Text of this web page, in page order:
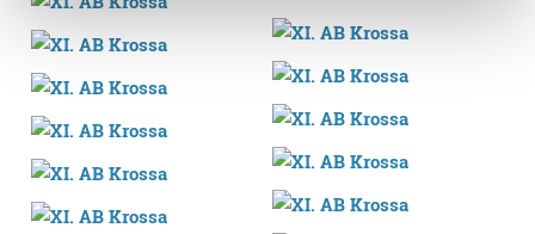
and set your preferences in the
Guk eta gure bazkideek zure datu pertsonalak
prozesatzen ditugu, zure IP zenbakia, besteak beste,
teknologia erabiliz, cookieak adibidez, iragarki eta eduki
pertsonalizatuak eskaintzeko, iragarkiak eta edukia
neurtzeko, jendeari buruzko informazioa biltzeko eta
produktuak garatzeko. Zure datuak nork eta zertarako